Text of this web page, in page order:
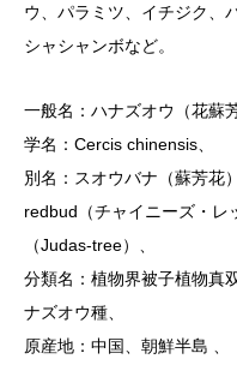
ウ、パラミツ、イチジク、
シャシャンボなど。
一般名：ハナズオウ（花蘇芳
学名：Cercis chinensis、
別名：スオウバナ（蘇芳花
redbud（チャイニーズ・レ
（Judas‐tree）、
分類名：植物界被子植物真
ナズオウ種、
原産地：中国、朝鮮半島 、